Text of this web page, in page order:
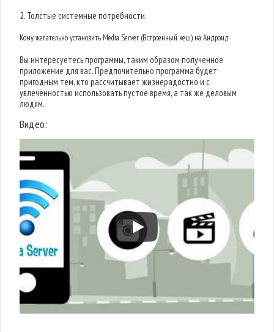
2. Толстые системные потребности.
Кому желательно установить Media Server (Встроенный кеш) на Андроид
Вы интересуетесь программы, таким образом полученное
приложение для вас. Предпочительно программа будет
пригодным тем, кто рассчитывает жизнерадостно и с
увлеченностью использовать пустое время, а так же деловым
людям.
Видео: